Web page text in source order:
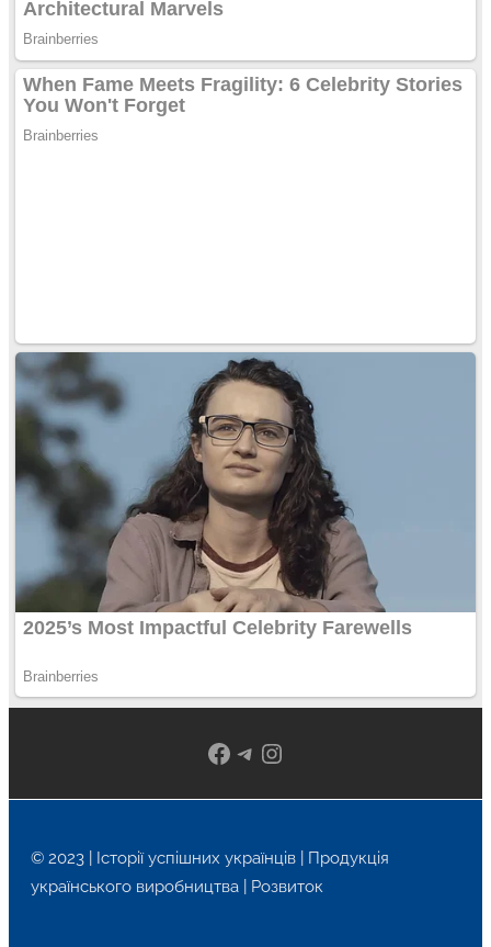
Facebook
Telegram
Instagram
© 2023 | Історії успішних українців | Продукція
українського виробництва | Розвиток